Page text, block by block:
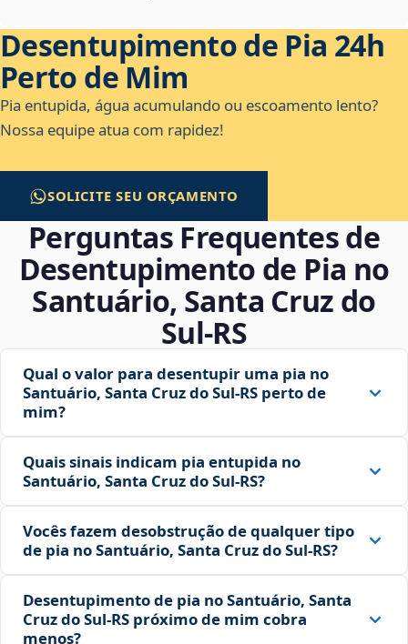
Desentupimento de Pia 24h
Perto de Mim
Pia entupida, água acumulando ou escoamento lento?
Nossa equipe atua com rapidez!
SOLICITE SEU ORÇAMENTO
Perguntas Frequentes de
Desentupimento de Pia no
Santuário, Santa Cruz do
Sul‑RS
Qual o valor para desentupir uma pia no
Santuário, Santa Cruz do Sul‑RS perto de
mim?
Quais sinais indicam pia entupida no
Santuário, Santa Cruz do Sul‑RS?
Vocês fazem desobstrução de qualquer tipo
de pia no Santuário, Santa Cruz do Sul‑RS?
Desentupimento de pia no Santuário, Santa
Cruz do Sul‑RS próximo de mim cobra
menos?